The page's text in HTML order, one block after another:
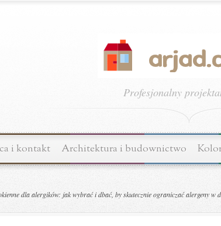
Profesjonalny
i kontakt Architektura i budownictwo
dla alergików: jak wybrać i dbać, by skutecznie ograniczać alergeny w